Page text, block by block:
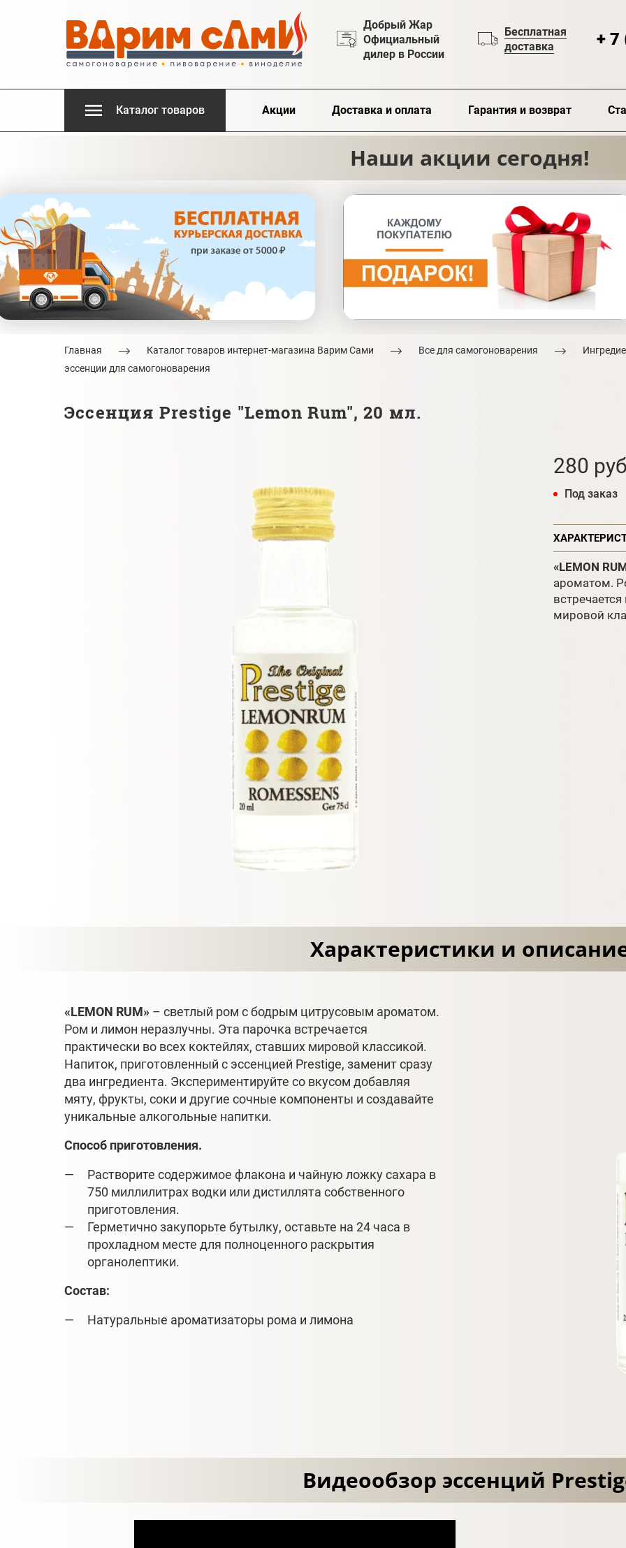
Добрый Жар
Официальный
дилер в России
Бесплатная
доставка
+
Каталог товаров Акции Доставка и оплата Гарантия и возврат
Наши акции сегодня!
Главная Каталог товаров интернет-магазина Варим Сами Все для самогоноварения
эссенции для самогоноварения
Эссенция Prestige "Lemon Rum", 20 мл.
280
Под заказ
«LEMON
ароматом.
мировой
Характеристики и
«LEMON RUM» – светлый ром с бодрым цитрусовым ароматом.
Ром и лимон неразлучны. Эта парочка встречается
практически во всех коктейлях, ставших мировой классикой.
Напиток, приготовленный с эссенцией Prestige, заменит сразу
два ингредиента. Экспериментируйте со вкусом добавляя
мяту, фрукты, соки и другие сочные компоненты и создавайте
уникальные алкогольные напитки.
Способ приготовления.
Растворите содержимое флакона и чайную ложку сахара в
750 миллилитрах водки или дистиллята собственного
приготовления.
Герметично закупорьте бутылку, оставьте на 24 часа в
прохладном месте для полноценного раскрытия
органолептики.
Состав:
Натуральные ароматизаторы рома и лимона
Видеообзор эссенций